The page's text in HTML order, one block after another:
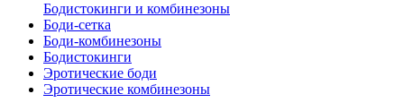
Бодистокинги и комбинезоны
Боди-сетка
Боди-комбинезоны
Бодистокинги
Эротические боди
Эротические комбинезоны